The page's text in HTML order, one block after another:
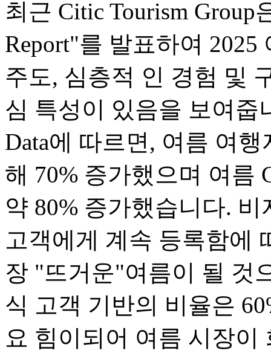
최근 Citic Tourism Group
Report"를 발표하여
주도, 심층적 인 경험 및
심 특성이 있음을 보여줍
Data에 따르면, 여름 여
해 70% 증가했으며 여름
약 80% 증가했습니다.
고객에게 계속 등록함에
장 "뜨거운"여름이 될 것
식 고객 기반의 비율은
요 힘이되어 여름 시장